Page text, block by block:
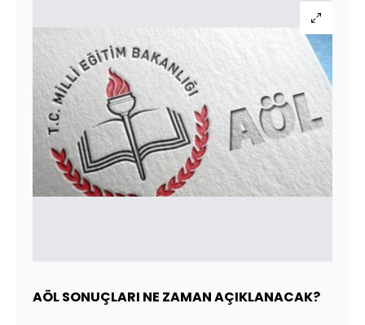
AÖL SONUÇLARI NE ZAMAN AÇIKLANACAK?